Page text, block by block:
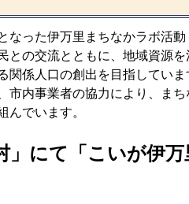
った伊万里まちなかラボ活
との交流とともに、地域資源
係人口の創出を目指していま
内事業者の協力により、ま
んでいます。
」にて「こいが